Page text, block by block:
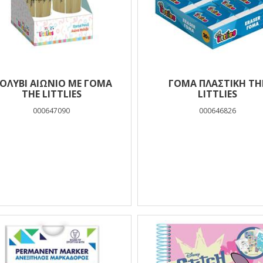
ΑΙΩΝΙΟ ΜΕ ΓΟΜΑ
THE LITTLIES
000647090
ΓΟΜΑ ΠΛΑΣΤΙΚΗ
LITTLIES
000646826